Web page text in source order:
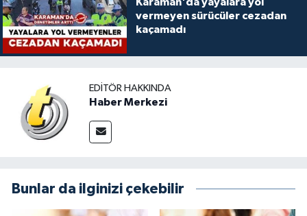
Karaman'da yayalara yol
vermeyen sürücüler cezadan
kaçamadı
EDITÖR HAKKINDA
Haber Merkezi
Bunlar da ilginizi çekebilir